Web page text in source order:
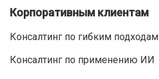
Корпоративным клиентам
Консалтинг по гибким подходам
Консалтинг по применению ИИ